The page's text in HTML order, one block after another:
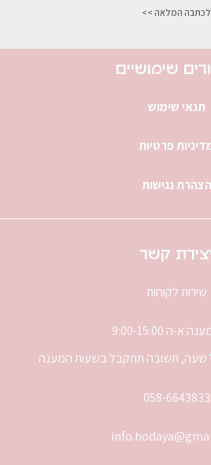
המלאה >>
שימושיים
תנאי שימוש
פרטיות
נגישות
קשר
שירות לקוחות
9:00-15:00
שעה, תשובה תתקבל בשעות המענה
058-